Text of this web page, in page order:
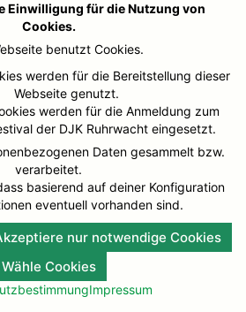
Impressum
Einwilligung für die Nutzung von
Cookies.
benutzt Cookies.
werden für die Bereitstellung dieser
Webseite genutzt.
werden für die Anmeldung zum
der DJK Ruhrwacht eingesetzt.
Daten gesammelt bzw.
verarbeitet.
basierend auf deiner Konfiguration
eventuell vorhanden sind.
nur notwendige Cookies
Wähle Cookies
Impressum